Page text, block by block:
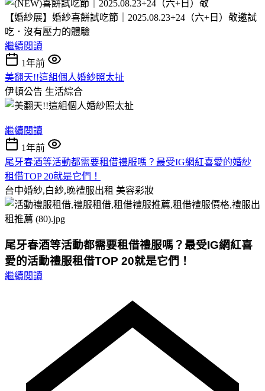
【婚紗展】婚紗喜餅試吃節｜2025.08.23+24（六+日）敬邀試
吃．沒有壓力的體驗
繼續閱讀
1年前
美翻天!!這組個人婚紗照太扯
伊頓公告 生活綜合
繼續閱讀
1年前
尾牙春酒等活動都需要租借禮服嗎？最受IG網紅喜愛的婚紗
租借TOP 20就是它們！
台中婚紗,白紗,晚禮服出租 美容彩妝
尾牙春酒等活動都需要租借禮服嗎？最受IG網紅喜
愛的活動禮服租借TOP 20就是它們！
繼續閱讀